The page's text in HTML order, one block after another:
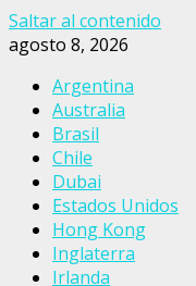
Saltar al contenido
agosto 8, 2026
Argentina
Australia
Brasil
Chile
Dubai
Estados Unidos
Hong Kong
Inglaterra
Irlanda